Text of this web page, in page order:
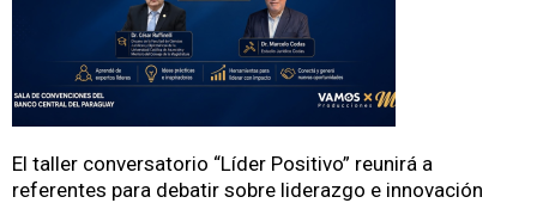
El taller conversatorio “Líder Positivo” reunirá a
referentes para debatir sobre liderazgo e innovación